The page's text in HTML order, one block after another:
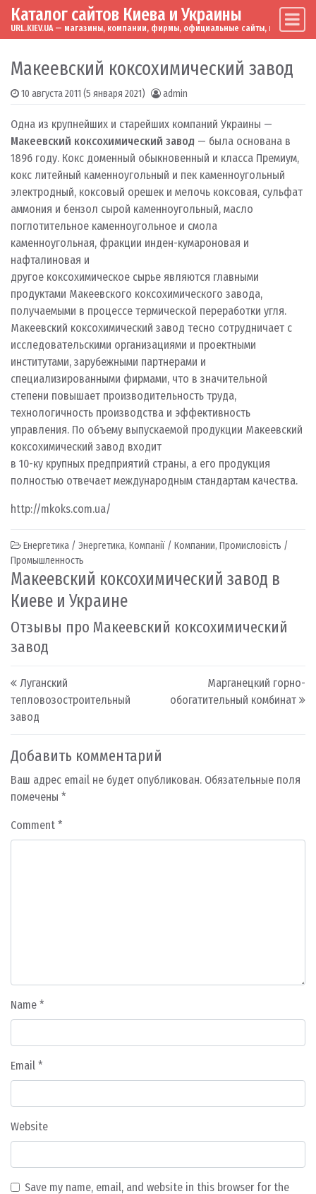
Skip to content
Main Navigation
Каталог сайтов Киева и Украины
URL.KIEV.UA — магазины, компании, фирмы, официальные сайты, мировые
Макеевский коксохимический завод
10 августа 2011 (5 января 2021) admin
Одна из крупнейших и старейших компаний Украины —
Макеевский коксохимический завод — была основана в
1896 году. Кокс доменный обыкновенный и класса Премиум,
кокс литейный каменноугольный и пек каменноугольный
электродный, коксовый орешек и мелочь коксовая, сульфат
аммония и бензол сырой каменноугольный, масло
поглотительное каменноугольное и смола
каменноугольная, фракции инден-кумароновая и
нафталиновая и
другое коксохимическое сырье являются главными
продуктами Макеевского коксохимического завода,
получаемыми в процессе термической переработки угля.
Макеевский коксохимический завод тесно сотрудничает с
исследовательскими организациями и проектными
институтами, зарубежными партнерами и
специализированными фирмами, что в значительной
степени повышает производительность труда,
технологичность производства и эффективность
управления. По объему выпускаемой продукции Макеевский
коксохимический завод входит
в 10-ку крупных предприятий страны, а его продукция
полностью отвечает международным стандартам качества.
http://mkoks.com.ua/
Енергетика / Энергетика, Компанії / Компании, Промисловість /
Промышленность
Макеевский коксохимический завод в
Киеве и Украине
Отзывы про Макеевский коксохимический
завод
Post navigation
Луганский
тепловозостроительный
завод
Марганецкий горно-
обогатительный комбинат
Добавить комментарий
Ваш адрес email не будет опубликован. Обязательные поля
помечены *
Comment *
Name *
Email *
Website
Save my name, email, and website in this browser for the